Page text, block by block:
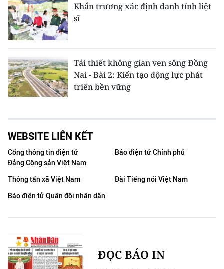
Khẩn trương xác định danh tính liệt
sĩ
Tái thiết không gian ven sông Đồng
Nai - Bài 2: Kiến tạo động lực phát
triển bền vững
WEBSITE LIÊN KẾT
Cổng thông tin điện tử
Đảng Cộng sản Việt Nam
Báo điện tử Chính phủ
Thông tấn xã Việt Nam
Đài Tiếng nói Việt Nam
Báo điện tử Quân đội nhân dân
ĐỌC BÁO IN